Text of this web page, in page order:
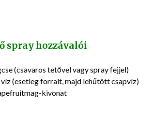
spray hozzávalói
(csavaros tetővel vagy spray fejjel)
(esetleg forralt, majd lehűtött csapvíz)
kivonat